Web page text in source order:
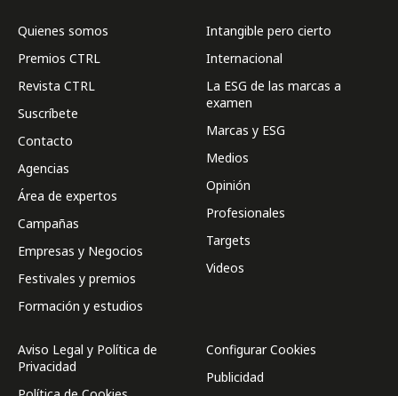
Quienes somos
Premios CTRL
Revista CTRL
Suscríbete
Contacto
Agencias
Área de expertos
Campañas
Empresas y Negocios
Festivales y premios
Formación y estudios
Intangible pero cierto
Internacional
La ESG de las marcas a
examen
Marcas y ESG
Medios
Opinión
Profesionales
Targets
Videos
Aviso Legal y Política de
Privacidad
Configurar Cookies
Publicidad